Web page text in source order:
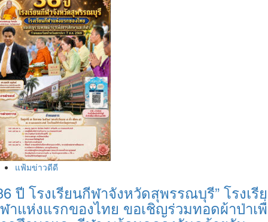
แฟ้มข่าวดีดี
ปี โรงเรียนกีฬาจังหวัดสุพรรณบุรี” โรงเรี
าแห่งแรกของไทย ขอเชิญร่วมทอดผ้าป่าเ